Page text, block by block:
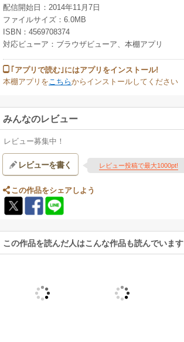
配信開始日：2014年11月7日
ファイルサイズ：6.0MB
ISBN：4569708374
対応ビューア：ブラウザビューア、本棚アプリ
｢アプリで読む｣にはアプリをインストール!
本棚アプリを こちらからインストールしてください
みんなのレビュー
レビュー募集中！
レビューを書く レビュー投稿で最大1000pt!
この作品をシェアしよう
この作品を読んだ人はこんな作品も読んでいます